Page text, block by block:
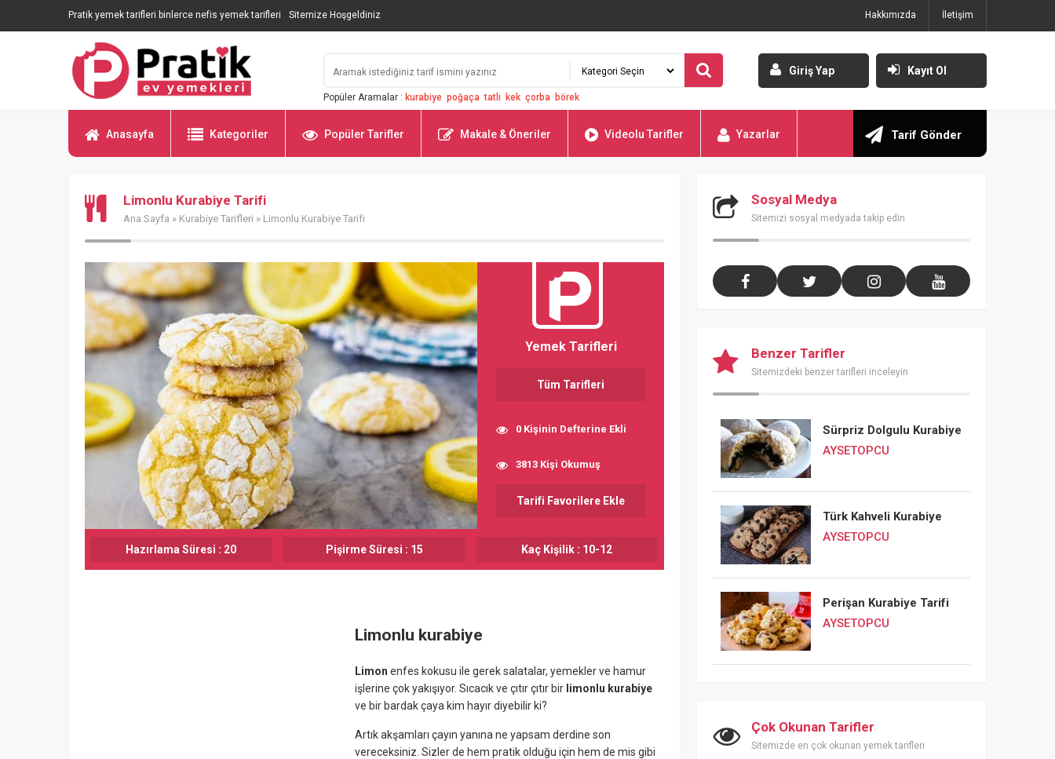
Pratik yemek tarifleri binlerce nefis yemek tarifleri Sitemize Hoşgeldiniz Hakkımızda İletişim
Popüler Aramalar : kurabiye poğaça tatlı kek çorba börek
Giriş Yap Kayıt Ol
Anasayfa Kategoriler Popüler Tarifler Makale & Öneriler Videolu Tarifler Yazarlar Tarif Gönder
Limonlu Kurabiye Tarifi
Ana Sayfa » Kurabiye Tarifleri » Limonlu Kurabiye Tarifi
Yemek Tarifleri
Tüm Tarifleri
0 Kişinin Defterine Ekli
3813 Kişi Okumuş
Tarifi Favorilere Ekle
Hazırlama Süresi : 20 Pişirme Süresi : 15 Kaç Kişilik : 10-12
Limonlu kurabiye
Limon enfes kokusu ile gerek salatalar, yemekler ve hamur
işlerine çok yakışıyor. Sıcacık ve çıtır çıtır bir limonlu kurabiye
ve bir bardak çaya kim hayır diyebilir ki?
Artık akşamları çayın yanına ne yapsam derdine son
vereceksiniz. Sizler de hem pratik olduğu için hem de mis gibi
Sosyal Medya
Sitemizi sosyal medyada takip edin
Benzer Tarifler
Sitemizdeki benzer tarifleri inceleyin
Sürpriz Dolgulu Kurabiye
AYSETOPCU
Türk Kahveli Kurabiye
AYSETOPCU
Perişan Kurabiye Tarifi
AYSETOPCU
Çok Okunan Tarifler
Sitemizde en çok okunan yemek tarifleri